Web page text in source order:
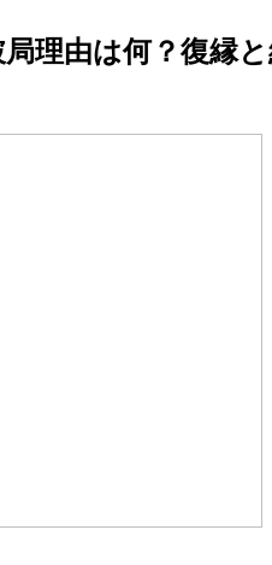
理由は何？復縁